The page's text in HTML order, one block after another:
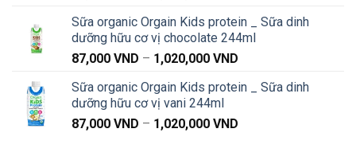
từ
91,000 VND
Sữa organic Orgain Kids protein _ Sữa dinh
dưỡng hữu cơ vị chocolate 244ml
87,000 VND – 1,020,000 VND
từ
Sữa organic Orgain Kids protein _ Sữa dinh
dưỡng hữu cơ vị vani 244ml
87,000 VND – 1,020,000 VND